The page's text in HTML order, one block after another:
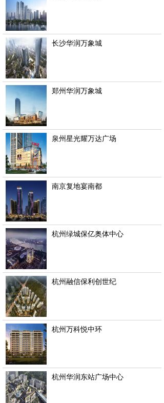
长沙华润万象城
郑州华润万象城
泉州星光耀万达广场
南京复地宴南都
杭州绿城保亿奥体中心
杭州融信保利创世纪
杭州万科悦中环
杭州华润东站广场中心